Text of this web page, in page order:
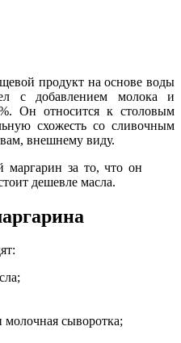
продукт на основе воды
с добавлением молока и
Он относится к столовым
схожесть со сливочным
внешнему виду.
маргарин за то, что он
дешевле масла.
молочная сыворотка;